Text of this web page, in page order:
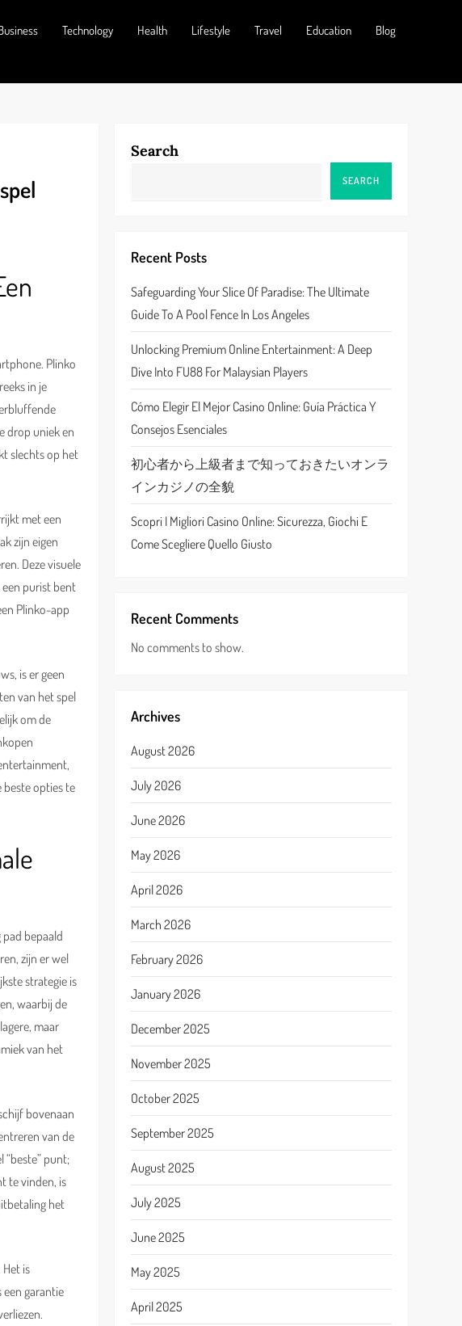
Technology Health Lifestyle Travel Education Blog
Plinko
in je
drop uniek en
slechts op het
met een
zijn eigen
Deze visuele
purist bent
Plinko-app
is er geen
van het spel
om de
beste opties te
bepaald
zijn er wel
strategie is
waarbij de
maar
van het
bovenaan
van de
“beste” punt;
te vinden, is
het
is
een garantie
Search
SEARCH
Recent Posts
Safeguarding Your Slice Of Paradise: The Ultimate
Guide To A Pool Fence In Los Angeles
Unlocking Premium Online Entertainment: A Deep
Dive Into FU88 For Malaysian Players
Cómo Elegir El Mejor Casino Online: Guía Práctica Y
Consejos Esenciales
初心者から上級者まで知っておきたいオンラ
インカジノの全貌
Scopri I Migliori Casino Online: Sicurezza, Giochi E
Come Scegliere Quello Giusto
Recent Comments
No comments to show.
Archives
August 2026
July 2026
June 2026
May 2026
April 2026
March 2026
February 2026
January 2026
December 2025
November 2025
October 2025
September 2025
August 2025
July 2025
June 2025
May 2025
April 2025